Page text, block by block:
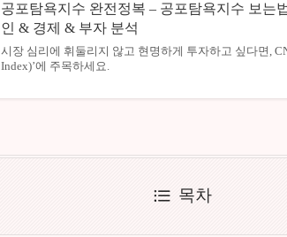
공포탐욕지수 완전정복 – 공포탐욕지수 보는
인 & 경제 & 부자 분석
시장 심리에 휘둘리지 않고 현명하게 투자하고 싶다면,
Index)’에 주목하세요.
목차